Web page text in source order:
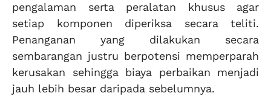
pengalaman serta peralatan khusus agar
setiap komponen diperiksa secara teliti.
Penanganan yang dilakukan secara
sembarangan justru berpotensi memperparah
kerusakan sehingga biaya perbaikan menjadi
jauh lebih besar daripada sebelumnya.